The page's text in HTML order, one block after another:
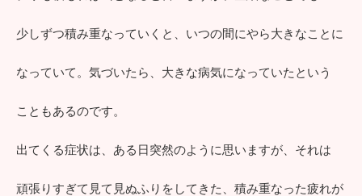
少しずつ積み重なっていくと、いつの間にやら大きなことに
なっていて。気づいたら、大きな病気になっていたという
こともあるのです。
出てくる症状は、ある日突然のように思いますが、それは
頑張りすぎて見て見ぬふりをしてきた、積み重なった疲れが